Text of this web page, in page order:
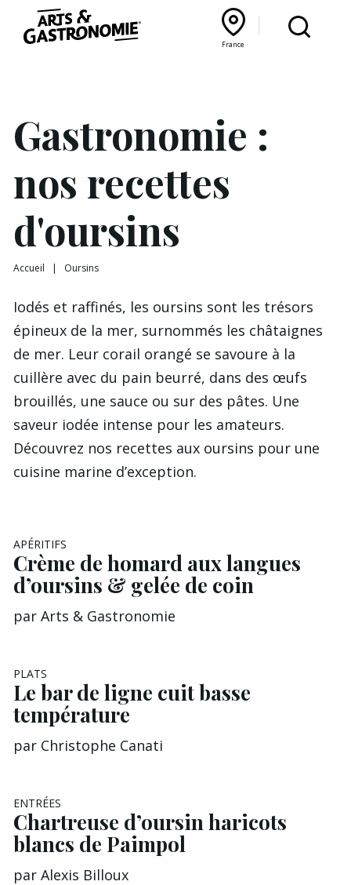
France
Recettes
Reportages
Interviews
Bourgogne Franche‑Comté
Lyon Rhône‑Alpes
Gastronomie :
nos recettes
d'oursins
Accueil | Oursins
Iodés et raffinés, les oursins sont les trésors
épineux de la mer, surnommés les châtaignes
de mer. Leur corail orangé se savoure à la
cuillère avec du pain beurré, dans des œufs
brouillés, une sauce ou sur des pâtes. Une
saveur iodée intense pour les amateurs.
Découvrez nos recettes aux oursins pour une
cuisine marine d’exception.
APÉRITIFS
Crème de homard aux langues
d’oursins & gelée de coin
par Arts & Gastronomie
PLATS
Le bar de ligne cuit basse
température
par Christophe Canati
ENTRÉES
Chartreuse d’oursin haricots
blancs de Paimpol
par Alexis Billoux